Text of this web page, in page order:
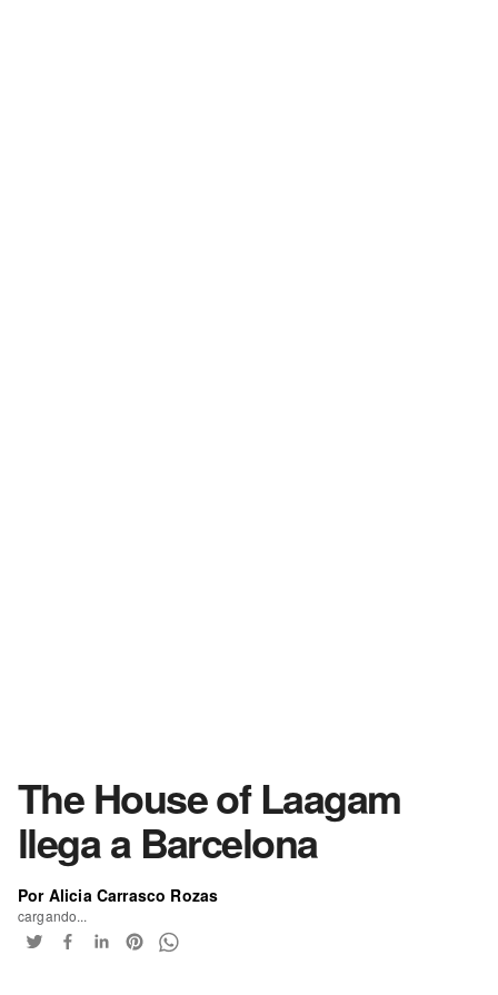
The House of Laagam
llega a Barcelona
Por Alicia Carrasco Rozas
cargando...